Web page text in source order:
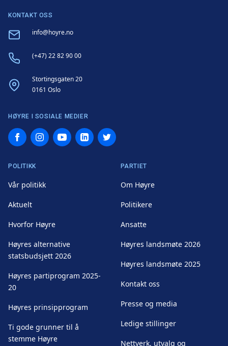
KONTAKT OSS
Email info@hoyre.no
Phone(+47) 22 82 90 00
AddressStortingsgaten 20
0161 Oslo
HØYRE I SOSIALE MEDIER
FacebookInstagramYouTubeLinkedInTwitter
POLITIKK
Vår politikk
Aktuelt
Hvorfor Høyre
Høyres alternative
statsbudsjett 2026
Høyres partiprogram 2025-
20
Høyres prinsipprogram
Ti gode grunner til å
stemme Høyre
PARTIET
Om Høyre
Politikere
Ansatte
Høyres landsmøte 2026
Høyres landsmøte 2025
Kontakt oss
Presse og media
Ledige stillinger
Nettverk, utvalg og